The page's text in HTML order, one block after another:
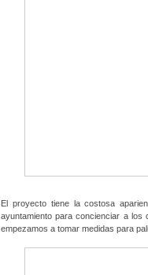
El proyecto tiene la costosa
ayuntamiento para concienciar a
empezamos a tomar medidas para